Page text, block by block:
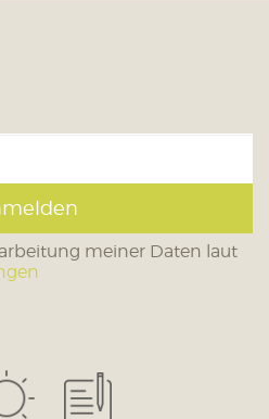
meiner Daten laut